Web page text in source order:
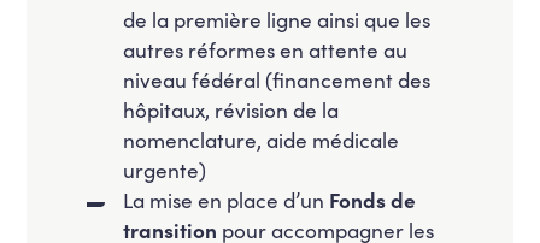
de la première ligne ainsi que les
autres réformes en attente au
niveau fédéral (financement des
hôpitaux, révision de la
nomenclature, aide médicale
urgente)
La mise en place d’un Fonds de
transition pour accompagner les